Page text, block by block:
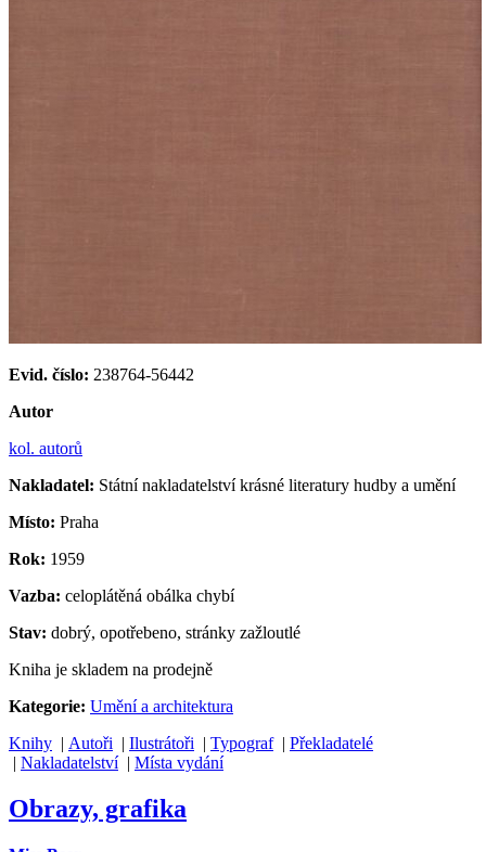
Evid. číslo: 238764-56442
Autor
kol. autorů
Nakladatel: Státní nakladatelství krásné literatury hudby a umění
Místo: Praha
Rok: 1959
Vazba: celoplátěná obálka chybí
Stav: dobrý, opotřebeno, stránky zažloutlé
Kniha je skladem na prodejně
Kategorie: Umění a architektura
Knihy | Autoři | Ilustrátoři | Typograf| Překladatelé
| Nakladatelství| Místa vydání
Obrazy, grafika